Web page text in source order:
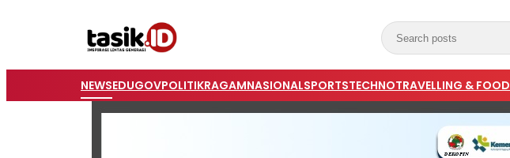
NEWSEDUGOVPOLITIKRAGAMNASIONALSPORTSTECHNOTRAVELLING & FOOD